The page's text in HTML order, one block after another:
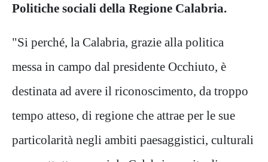
Politiche sociali della Regione Calabria.
"Si perché, la Calabria, grazie alla politica
messa in campo dal presidente Occhiuto, è
destinata ad avere il riconoscimento, da troppo
tempo atteso, di regione che attrae per le sue
particolarità negli ambiti paesaggistici, culturali